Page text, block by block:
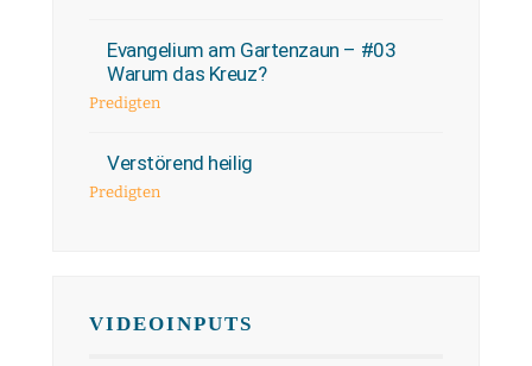
Evangelium am Gartenzaun – #03
Warum das Kreuz?
Predigten
Verstörend heilig
Predigten
VIDEOINPUTS